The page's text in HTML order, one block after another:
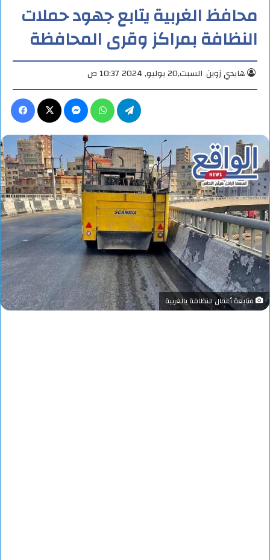
محافظ الغربية يتابع جهود حملات
النظافة بمراكز وقرى المحافظة
هايدي زوين السبت,20 يوليو, 2024 10:37 ص
ماسنجر واتساب تيلقرام
متابعة أعمال النظافة بالغربية